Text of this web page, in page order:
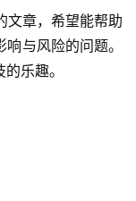
文章，希望能帮助
与风险的问题。
乐趣。